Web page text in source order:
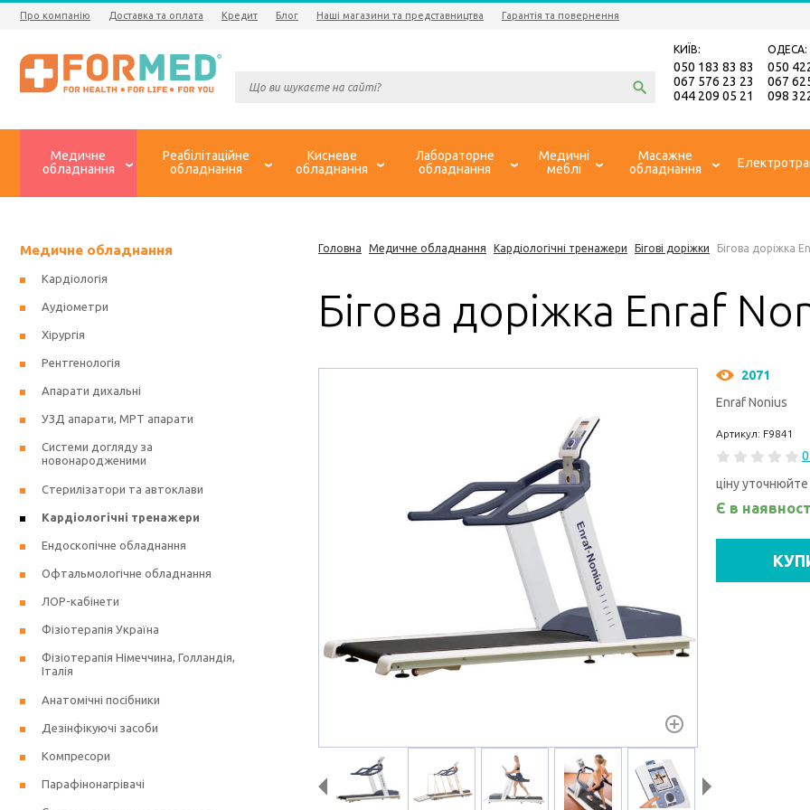
Про компанію Доставка та оплата Кредит Блог Наші магазини та представництва Гарантія та повернення
КИЇВ:
050 183 83 83
067 576 23 23
044 209 05 21
ОДЕСА:
050
067
098
Медичне
обладнання
Реабілітаційне
обладнання
Кисневе
обладнання
Лабораторне
обладнання
Медичні
меблі
Масажне
обладнання
Головна Медичне обладнання Кардіологічні тренажери Бігові доріжки Бігова доріжка
Бігова доріжка Enraf
2071
Enraf Nonius
Артикул: F9841
ціну уточнюйте
Є в
Медичне обладнання
Кардіологія
Аудіометри
Хірургія
Рентгенологія
Апарати дихальні
УЗД апарати, МРТ апарати
Системи догляду за
новонародженими
Стерилізатори та автоклави
Кардіологічні тренажери
Ендоскопічне обладнання
Офтальмологічне обладнання
ЛОР-кабінети
Фізіотерапія Україна
Фізіотерапія Німеччина, Голландія,
Італія
Анатомічні посібники
Дезінфікуючі засоби
Компресори
Парафінонагрівачі